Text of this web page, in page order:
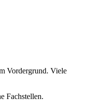
Vordergrund. Viele
Fachstellen.